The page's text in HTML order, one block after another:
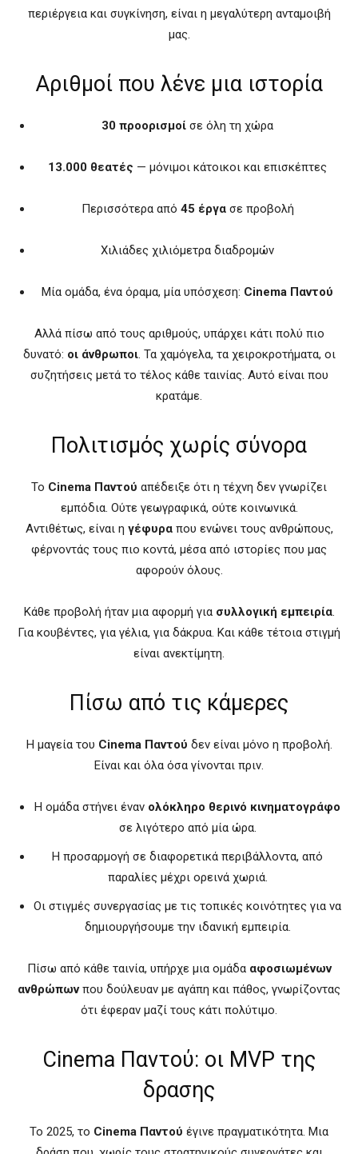
περιέργεια και συγκίνηση, είναι η μεγαλύτερη ανταμοιβή
μας.
Αριθμοί που λένε μια ιστορία
30 προορισμοί σε όλη τη χώρα
13.000 θεατές — μόνιμοι κάτοικοι και επισκέπτες
Περισσότερα από 45 έργασε προβολή
Χιλιάδες χιλιόμετρα διαδρομών
Μία ομάδα, ένα όραμα, μία υπόσχεση: Cinema Παντού
Αλλά πίσω από τους αριθμούς, υπάρχει κάτι πολύ πιο
δυνατό: οι άνθρωποι. Τα χαμόγελα, τα χειροκροτήματα, οι
συζητήσεις μετά το τέλος κάθε ταινίας. Αυτό είναι που
κρατάμε.
Πολιτισμός χωρίς σύνορα
Το Cinema Παντού απέδειξε ότι η τέχνη δεν γνωρίζει
εμπόδια. Ούτε γεωγραφικά, ούτε κοινωνικά.
Αντιθέτως, είναι η γέφυραπου ενώνει τους ανθρώπους,
φέρνοντάς τους πιο κοντά, μέσα από ιστορίες που μας
αφορούν όλους.
Κάθε προβολή ήταν μια αφορμή για συλλογική εμπειρία.
Για κουβέντες, για γέλια, για δάκρυα. Και κάθε τέτοια στιγμή
είναι ανεκτίμητη.
Πίσω από τις κάμερες
Η μαγεία του Cinema Παντού δεν είναι μόνο η προβολή.
Είναι και όλα όσα γίνονται πριν.
Η ομάδα στήνει έναν ολόκληρο θερινό κινηματογράφο
σε λιγότερο από μία ώρα.
Η προσαρμογή σε διαφορετικά περιβάλλοντα, από
παραλίες μέχρι ορεινά χωριά.
Οι στιγμές συνεργασίας με τις τοπικές κοινότητες για να
δημιουργήσουμε την ιδανική εμπειρία.
Πίσω από κάθε ταινία, υπήρχε μια ομάδα αφοσιωμένων
ανθρώπωνπου δούλευαν με αγάπη και πάθος, γνωρίζοντας
ότι έφεραν μαζί τους κάτι πολύτιμο.
Cinema Παντού: οι MVP της
δρασης
Το 2025, το Cinema Παντού έγινε πραγματικότητα. Μια